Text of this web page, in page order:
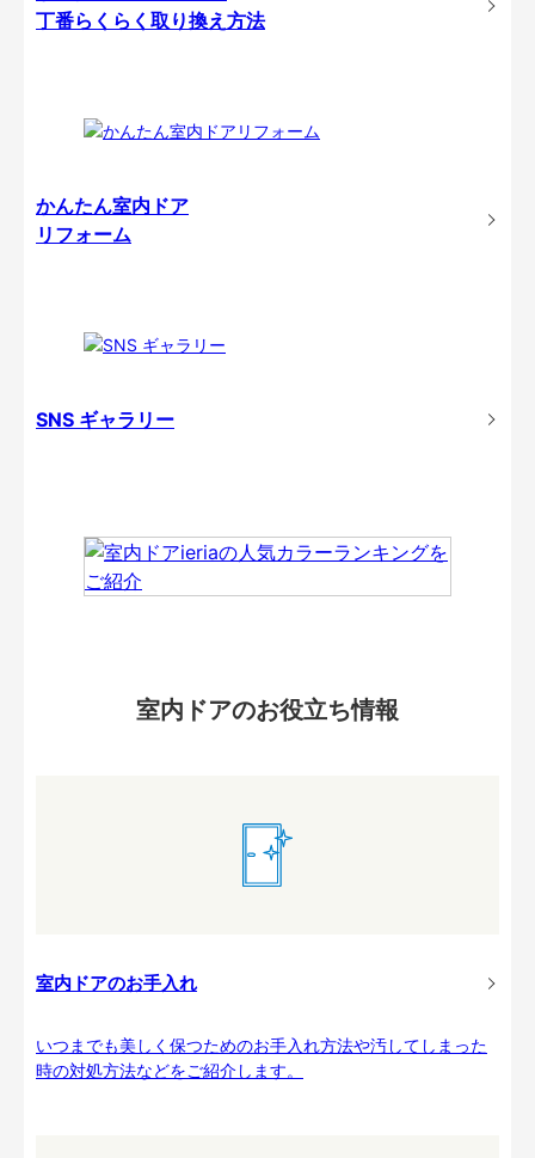
丁番らくらく取り換え方法
かんたん室内ドア
リフォーム
SNS ギャラリー
室内ドアのお役立ち情報
室内ドアのお手入れ
いつまでも美しく保つためのお手入れ方法や汚してしまった
時の対処方法などをご紹介します。